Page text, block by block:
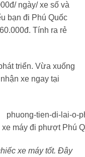
ngày/ xe số và
bạn đi Phú Quốc
Tính ra rẻ
triển. Vừa xuống
xe ngay tại
xe máy đi phượt Phú
xe máy tốt. Đây